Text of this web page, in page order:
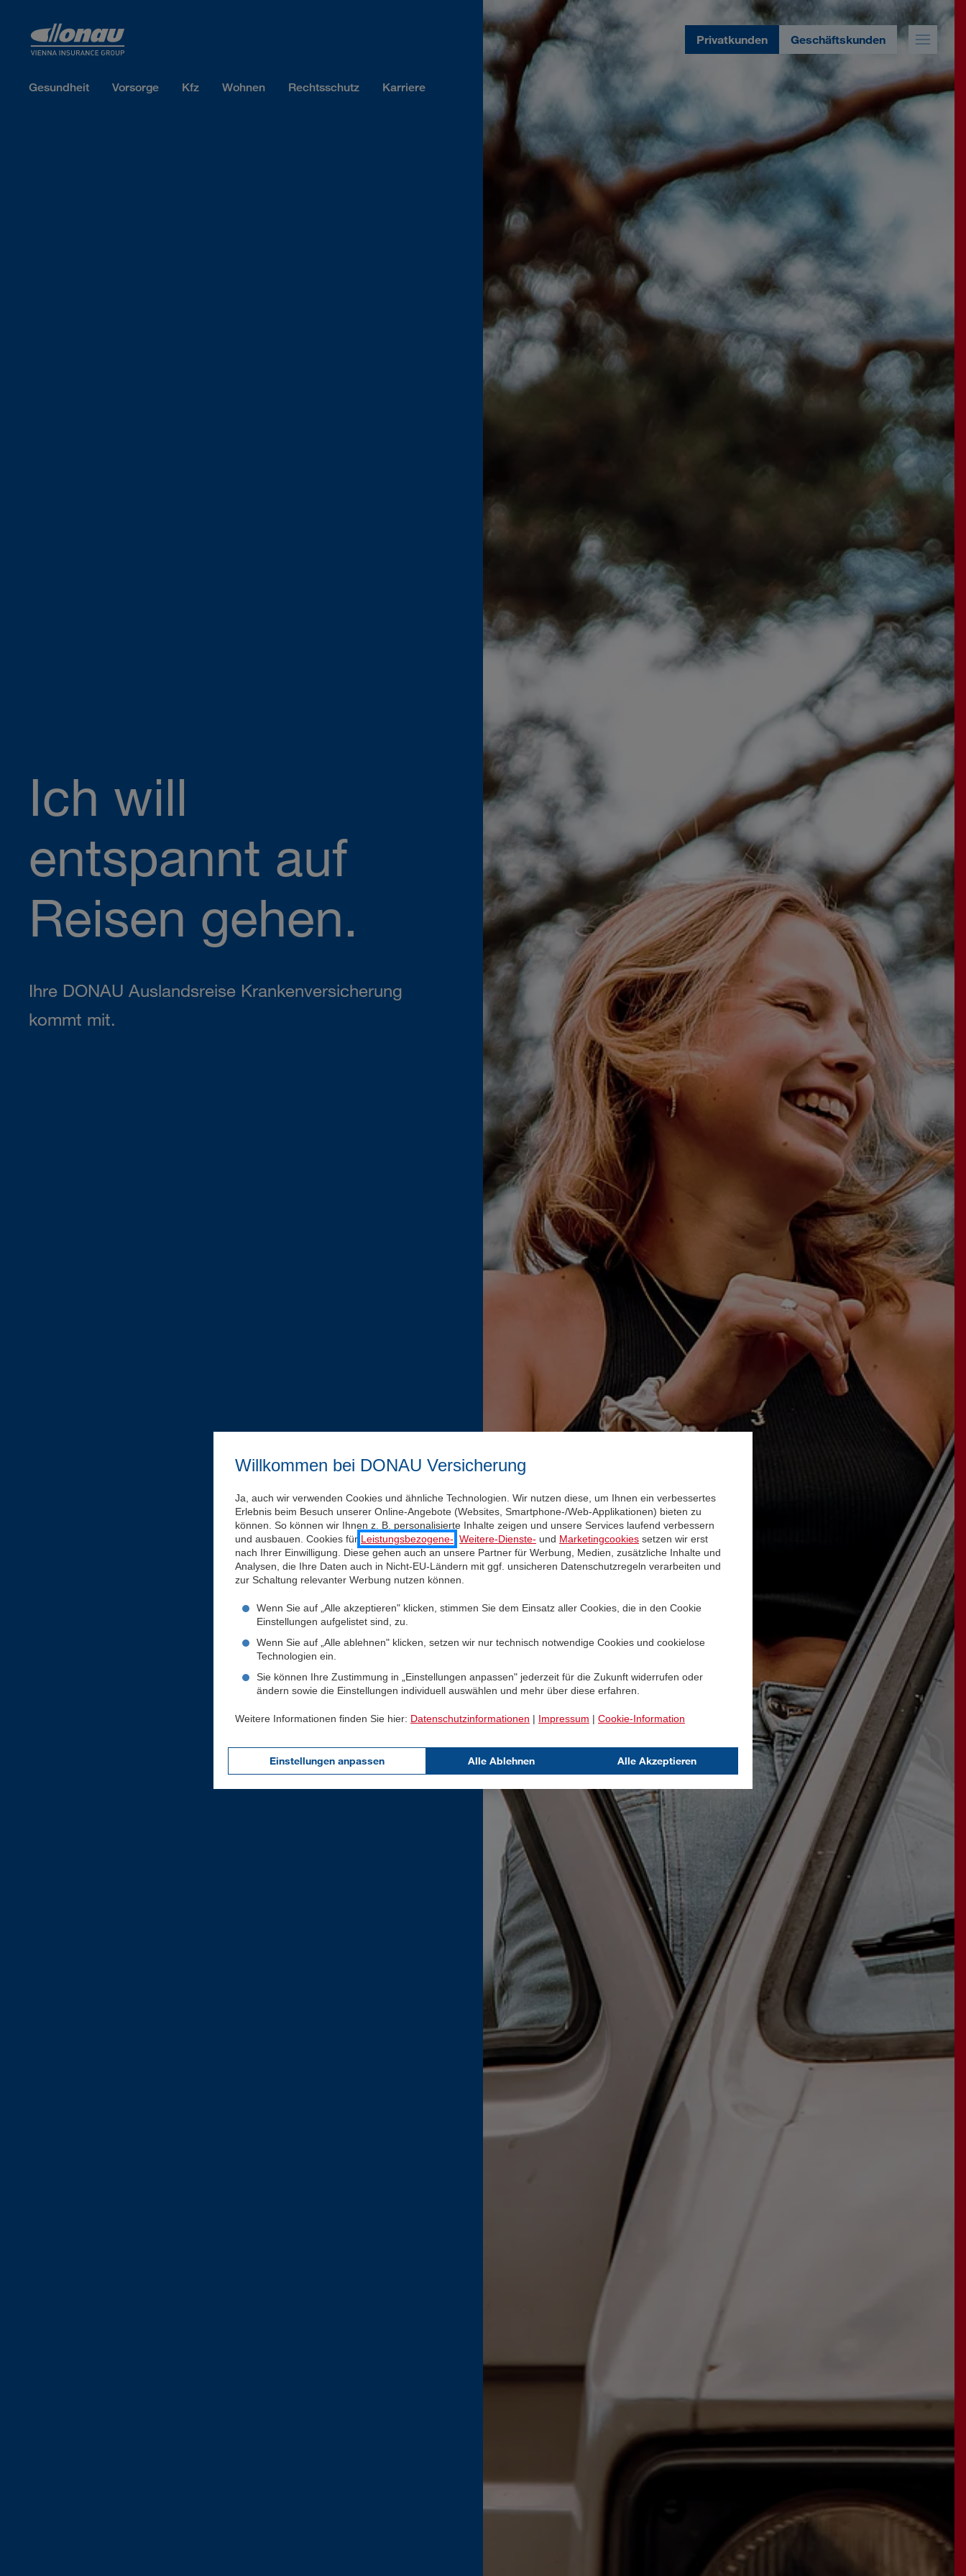
Willkommen bei DONAU Versicherung
Ja, auch wir verwenden Cookies und ähnliche Technologien. Wir nutzen diese, um Ihnen ein verbessertes
Erlebnis beim Besuch unserer Online-Angebote (Websites, Smartphone-/Web-Applikationen) bieten zu
können. So können wir Ihnen z. B. personalisierte Inhalte zeigen und unsere Services laufend verbessern
und ausbauen. Cookies für Leistungsbezogene- Weitere-Dienste- und Marketingcookies setzen wir erst
nach Ihrer Einwilligung. Diese gehen auch an unsere Partner für Werbung, Medien, zusätzliche Inhalte und
Analysen, die Ihre Daten auch in Nicht-EU-Ländern mit ggf. unsicheren Datenschutzregeln verarbeiten und
zur Schaltung relevanter Werbung nutzen können.
Wenn Sie auf „Alle akzeptieren" klicken, stimmen Sie dem Einsatz aller Cookies, die in den Cookie
Einstellungen aufgelistet sind, zu.
Wenn Sie auf „Alle ablehnen" klicken, setzen wir nur technisch notwendige Cookies und cookielose
Technologien ein.
Sie können Ihre Zustimmung in „Einstellungen anpassen" jederzeit für die Zukunft widerrufen oder
ändern sowie die Einstellungen individuell auswählen und mehr über diese erfahren.
Weitere Informationen finden Sie hier: Datenschutzinformationen | Impressum | Cookie-Information
Einstellungen anpassen Alle Ablehnen Alle Akzeptieren
Privatkunden Geschäftskunden
Gesundheit Vorsorge Kfz Wohnen Rechtsschutz Karriere
Ich will
entspannt auf
Reisen gehen.
Ihre DONAU Auslandsreise Krankenversicherung
kommt mit.